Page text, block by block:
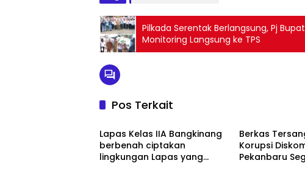
Pilkada Serentak Berlangsung, Pj
Monitoring Langsung ke TPS
Pos Terkait
Berita
Lapas Kelas IIA Bangkinang
berbenah ciptakan
lingkungan Lapas yang
Berkas
Korupsi
Pekanbaru
Berita Berita